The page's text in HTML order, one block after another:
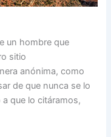
un hombre que
sitio
anónima, como
de que nunca se lo
que lo citáramos,